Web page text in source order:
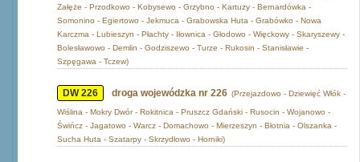
Załęże - Przodkowo - Kobysewo - Grzybno - Kartuzy - Bernardówka -
Somonino - Egiertowo - Jekmuca - Grabowska Huta - Grabówko - Nowa
Karczma - Lubieszyn - Płachty - Iłownica - Głodowo - Więckowy - Skaryszewy -
Bolesławowo - Demlin - Godziszewo - Turze - Rukosin - Stanisławie -
Szpęgawa - Tczew)
DW 226 droga wojewódzka nr 226 (Przejazdowo - Dziewięć Włók -
Wiślina - Mokry Dwór - Rokitnica - Pruszcz Gdański - Rusocin - Wojanowo -
Świńcz - Jagatowo - Warcz - Domachowo - Mierzeszyn - Błotnia - Olszanka -
Sucha Huta - Szatarpy - Skrzydłowo - Horniki)